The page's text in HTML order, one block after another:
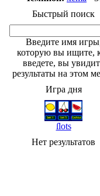
Быстрый поиск
Введите имя
которую вы ищите,
введете, вы
результаты на этом
Игра дня
ſlots
Нет результатов